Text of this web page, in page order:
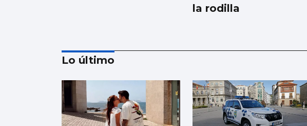
la rodilla
Galería | Álbum para
celebrar el Día
Internacional del
Lo último